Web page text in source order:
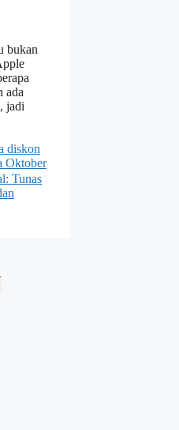
bukan
ada
jadi
diskon
Oktober
Tunas